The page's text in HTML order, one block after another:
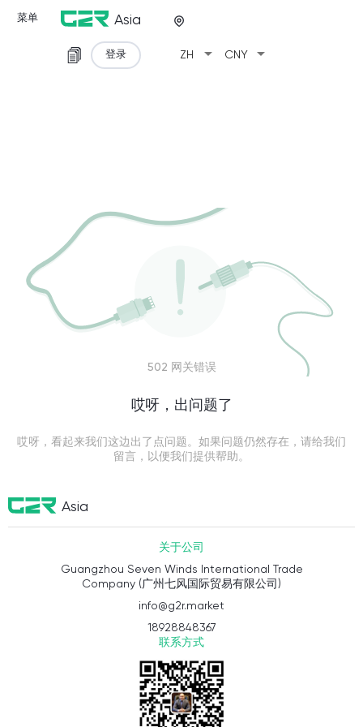
菜单 Asia
ZH arrow_drop_down CNY arrow_drop_down
登录
502 网关错误
哎呀，出问题了
哎呀，看起来我们这边出了点问题。如果问题仍然存在，请给我们
留言，以便我们提供帮助。
Asia
关于公司
Guangzhou Seven Winds International Trade
Company (广州七风国际贸易有限公司)
info@g2r.market
18928848367
联系方式